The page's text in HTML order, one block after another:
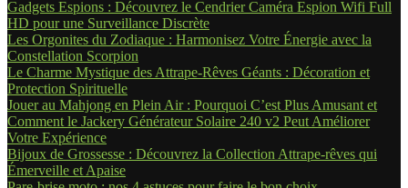
Gadgets Espions : Découvrez le Cendrier Caméra Espion Wifi Full
HD pour une Surveillance Discrète
Les Orgonites du Zodiaque : Harmonisez Votre Énergie avec la
Constellation Scorpion
Le Charme Mystique des Attrape-Rêves Géants : Décoration et
Protection Spirituelle
Jouer au Mahjong en Plein Air : Pourquoi C’est Plus Amusant et
Comment le Jackery Générateur Solaire 240 v2 Peut Améliorer
Votre Expérience
Bijoux de Grossesse : Découvrez la Collection Attrape-rêves qui
Émerveille et Apaise